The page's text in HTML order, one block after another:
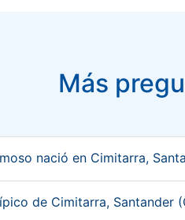
Más
nació en Cimitarra,
de Cimitarra, Santander